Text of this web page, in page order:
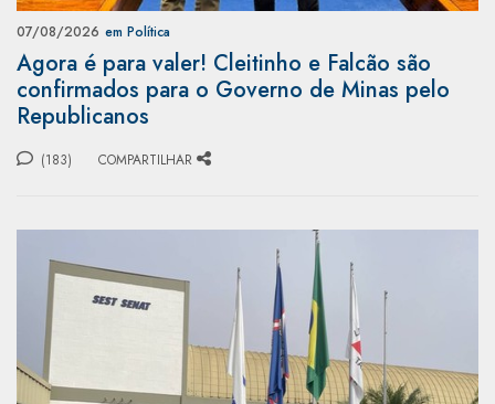
07/08/2026 em Política
Agora é para valer! Cleitinho e Falcão são
confirmados para o Governo de Minas pelo
Republicanos
(183) COMPARTILHAR